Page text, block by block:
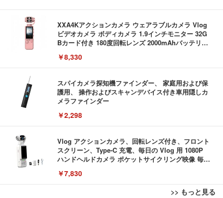
XXA4Kアクションカメラ ウェアラブルカメラ Vlog
ビデオカメラ ボディカメラ 1.9インチモニター 32G
Bカード付き 180度回転レンズ 2000mAhバッテリー
行 アウトドア 会議商談 授業 スポーツカメラ 三角ス
タンド付き 日本語取扱説明書 (ピンク)
￥8,330
スパイカメラ探知機ファインダー、 家庭用および保
護用、 操作およびスキャンデバイス付き車用隠しカ
メラファインダー
￥2,298
Vlog アクションカメラ、回転レンズ付き、フロント
スクリーン、Type-C 充電、毎日の Vlog 用 1080P
ハンドヘルドカメラ ポケットサイクリング映像 毎日
￥7,830
>> もっと見る